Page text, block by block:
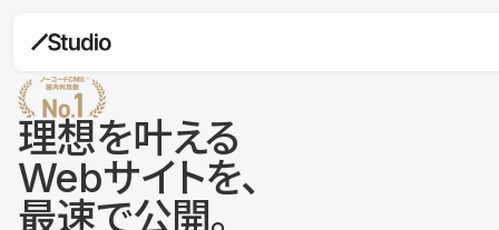
理想を叶える
Webサイトを、
最速で公開。